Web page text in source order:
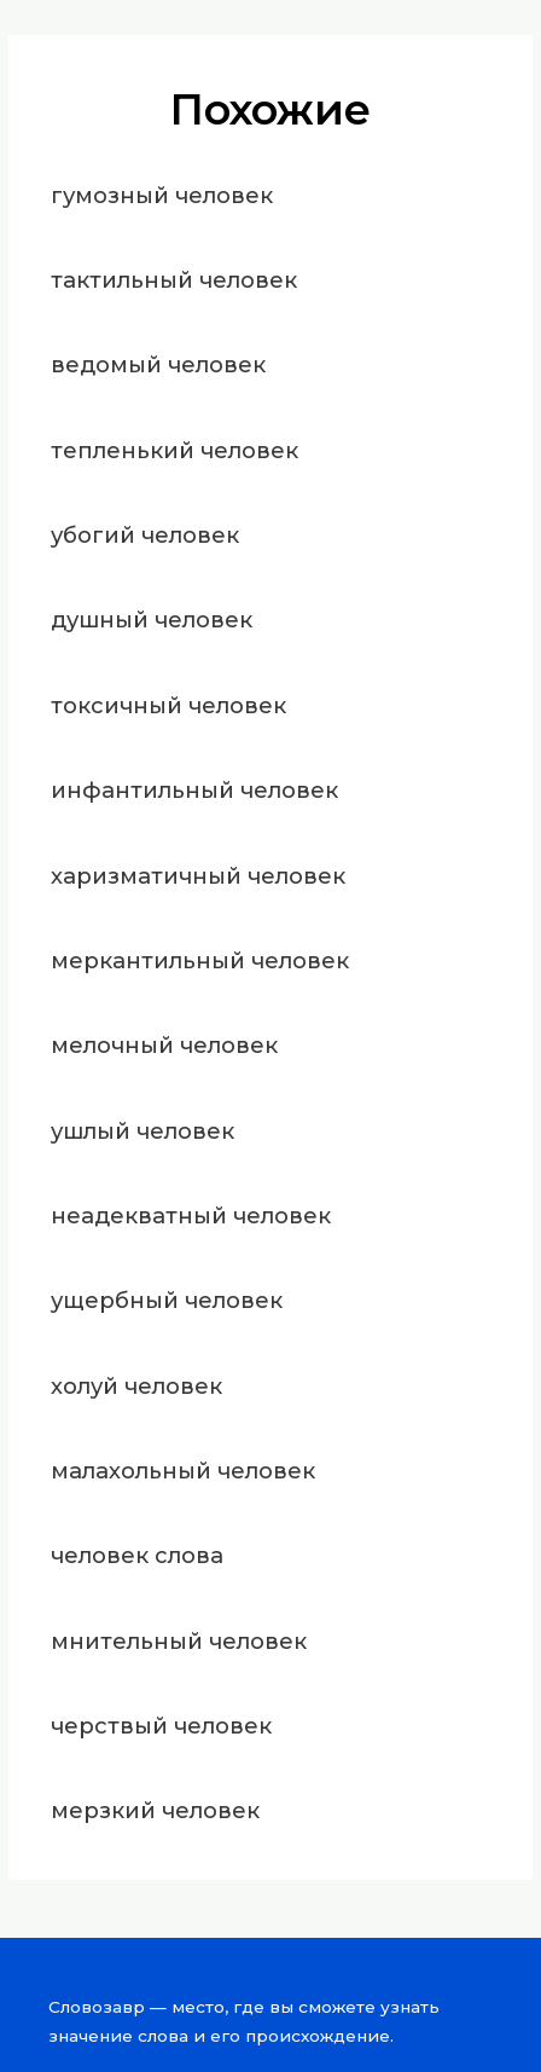
Похожие
гумозный человек
тактильный человек
ведомый человек
тепленький человек
убогий человек
душный человек
токсичный человек
инфантильный человек
харизматичный человек
меркантильный человек
мелочный человек
ушлый человек
неадекватный человек
ущербный человек
холуй человек
малахольный человек
человек слова
мнительный человек
черствый человек
мерзкий человек
Словозавр — место, где вы сможете узнать
значение слова и его происхождение.